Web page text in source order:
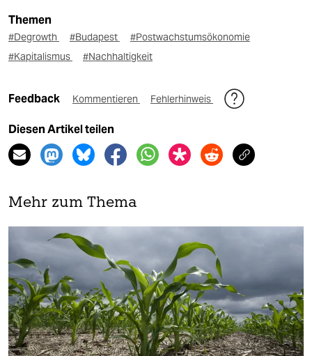
Themen
#Degrowth #Budapest
#Postwachstumsökonomie
#Kapitalismus
#Nachhaltigkeit
Feedback Kommentieren Fehlerhinweis
Diesen Artikel teilen
Mehr zum Thema